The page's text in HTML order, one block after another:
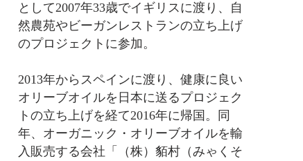
として2007年33歳でイギリスに渡り、自
然農苑やビーガンレストランの立ち上げ
のプロジェクトに参加。
2013年からスペインに渡り、健康に良い
オリーブオイルを日本に送るプロジェク
トの立ち上げを経て2016年に帰国。同
年、オーガニック・オリーブオイルを輸
入販売する会社「（株）貊村（みゃくそ